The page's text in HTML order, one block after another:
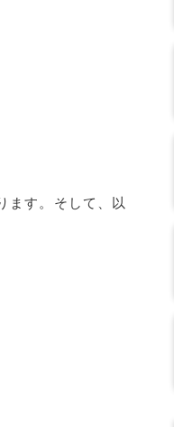
ます。そして、以